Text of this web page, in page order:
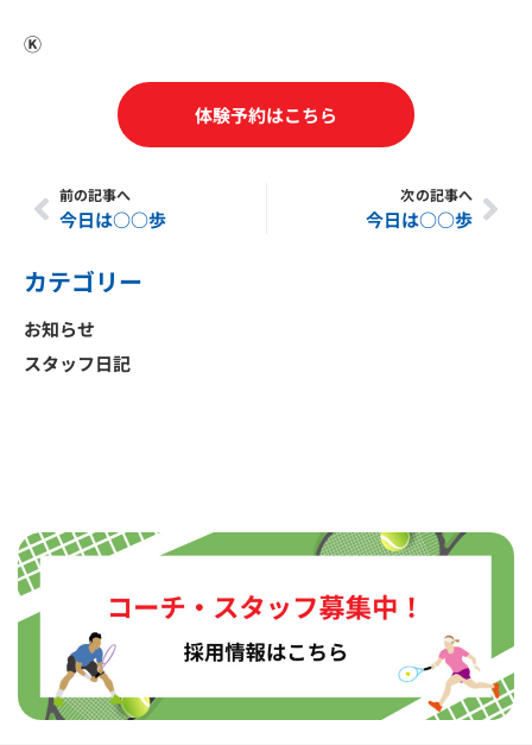
Ⓚ
体験予約はこちら
Prev
前の記事へ
今日は○○歩
次の記事へ
今日は○○歩
カテゴリー
お知らせ
スタッフ日記